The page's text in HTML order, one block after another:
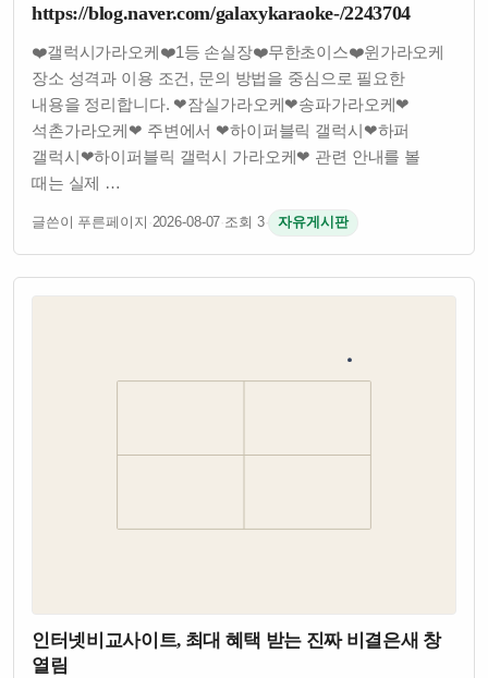
https://blog.naver.com/galaxykaraoke-/2243704
❤️갤럭시가라오케❤️1등 손실장❤️무한초이스❤️윈가라오케
장소 성격과 이용 조건, 문의 방법을 중심으로 필요한
내용을 정리합니다. ❤잠실가라오케❤송파가라오케❤
석촌가라오케❤ 주변에서 ❤하이퍼블릭 갤럭시❤하퍼
갤럭시❤하이퍼블릭 갤럭시 가라오케❤ 관련 안내를 볼
때는 실제 …
글쓴이 푸른페이지 ·2026-08-07·조회 3· 자유게시판
인터넷비교사이트, 최대 혜택 받는 진짜 비결은새 창
열림